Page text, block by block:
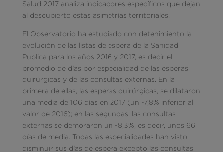
Salud 2017 analiza indicadores específicos que dejan
al descubierto estas asimetrías territoriales.
El Observatorio ha estudiado con detenimiento la
evolución de las listas de espera de la Sanidad
Publica para los años 2016 y 2017, es decir el
promedio de días por especialidad de las esperas
quirúrgicas y de las consultas externas. En la
primera de ellas, las esperas quirúrgicas, se dilataron
una media de 106 días en 2017 (un -7,8% inferior al
valor de 2016); en las segundas, las consultas
externas se demoraron un -8,3%, es decir, unos 66
días de media. Todas las especialidades han visto
disminuir sus días de espera excepto las consultas